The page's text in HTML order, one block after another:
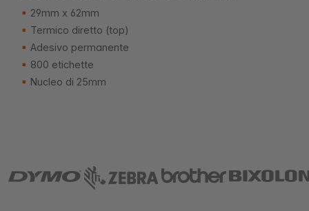
29mm x 62mm
Termico diretto (top)
Adesivo permanente
800 etichette
Nucleo di 25mm